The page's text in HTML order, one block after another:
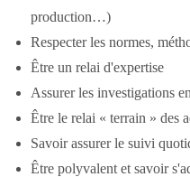
production…)
Respecter les normes,
Être un relai d'expertise
Assurer les investigations
Être le relai « terrain » des
Savoir assurer le suivi
Être polyvalent et savoir